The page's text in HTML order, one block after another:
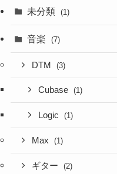
未分類 (1)
音楽 (7)
DTM (3)
Cubase (1)
Logic (1)
Max (1)
ギター (2)